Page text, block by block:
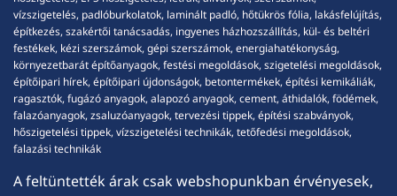
vízszigetelés, padlóburkolatok, laminált padló, hőtükrös fólia, lakásfelújítás,
építkezés, szakértői tanácsadás, ingyenes házhozszállítás, kül- és beltéri
festékek, kézi szerszámok, gépi szerszámok, energiahatékonyság,
környezetbarát építőanyagok, festési megoldások, szigetelési megoldások,
építőipari hírek, építőipari újdonságok, betontermékek, építési kemikáliák,
ragasztók, fugázó anyagok, alapozó anyagok, cement, áthidalók, födémek,
falazóanyagok, zsaluzóanyagok, tervezési tippek, építési szabványok,
hőszigetelési tippek, vízszigetelési technikák, tetőfedési megoldások,
falazási technikák
A feltüntették árak csak webshopunkban érvényesek,